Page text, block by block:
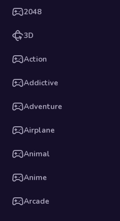
2048
3D
Action
Addictive
Adventure
Airplane
Animal
Anime
Arcade